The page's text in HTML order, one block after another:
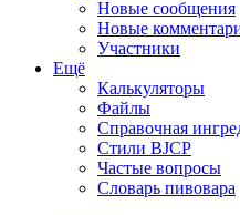
Новые сообщения
Новые
Участники
Ещё
Калькуляторы
Файлы
Справочная
Стили BJCP
Частые вопросы
Словарь пивовара